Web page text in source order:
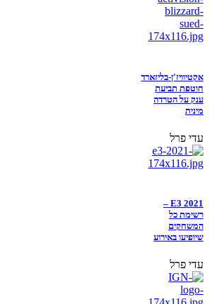
אקטיוויז'ן-בליזארד
חוטפת תביעת
ענק על הטרדה
מינית
עדי פרל
E3 2021 –
רשימת כל
המשחקים
שיופיעו באירוע
עדי פרל